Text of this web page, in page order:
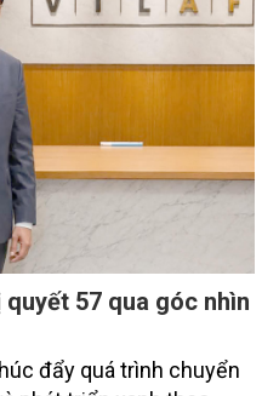
57 qua góc nhìn
đẩy quá trình chuyển